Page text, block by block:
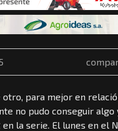
otro, para mejor en
no pudo conseguir algo
la serie. El lunes en el